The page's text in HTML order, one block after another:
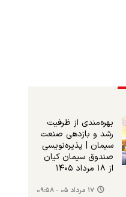
بهره‌مندی از ظرفیت
رشد و بازدهی صنعت
سیمان | پذیره‌نویسی
صندوق سیمان کیان
از ۱۸ مرداد ۱۴۰۵
۱۷ مرداد ۰۵ - ۰۹:۵۸